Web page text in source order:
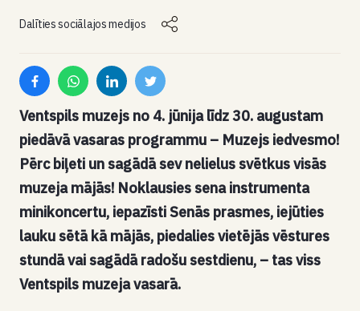
Dalīties sociālajos medijos
Ventspils muzejs no 4. jūnija līdz 30. augustam
piedāvā vasaras programmu – Muzejs iedvesmo!
Pērc biļeti un sagādā sev nelielus svētkus visās
muzeja mājās! Noklausies sena instrumenta
minikoncertu, iepazīsti Senās prasmes, iejūties
lauku sētā kā mājās, piedalies vietējās vēstures
stundā vai sagādā radošu sestdienu, – tas viss
Ventspils muzeja vasarā.